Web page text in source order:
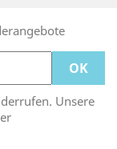
Unsere